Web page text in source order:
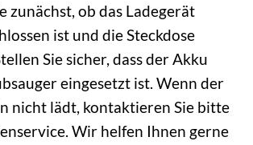
zunächst, ob das Ladegerät
ist und die Steckdose
Sie sicher, dass der Akku
eingesetzt ist. Wenn der
nicht lädt, kontaktieren Sie bitte
Wir helfen Ihnen gerne